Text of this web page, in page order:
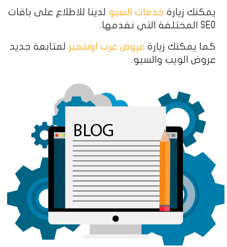
يمكنك زيارة خدمات السيو لدينا للاطلاع على باقات
SEO المختلفة التي نقدمها.
كما يمكنك زيارة عروض عرب اوبتميز لمتابعة جديد
عروض الويب والسيو.